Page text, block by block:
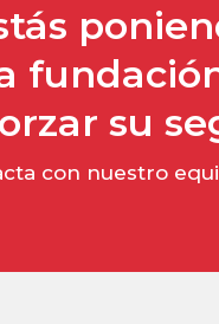
su
con nuestro